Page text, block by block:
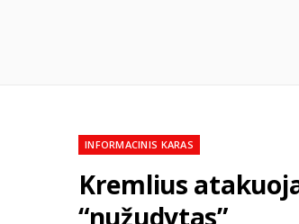
INFORMACINIS KARAS
Kremlius
“nužudytas”